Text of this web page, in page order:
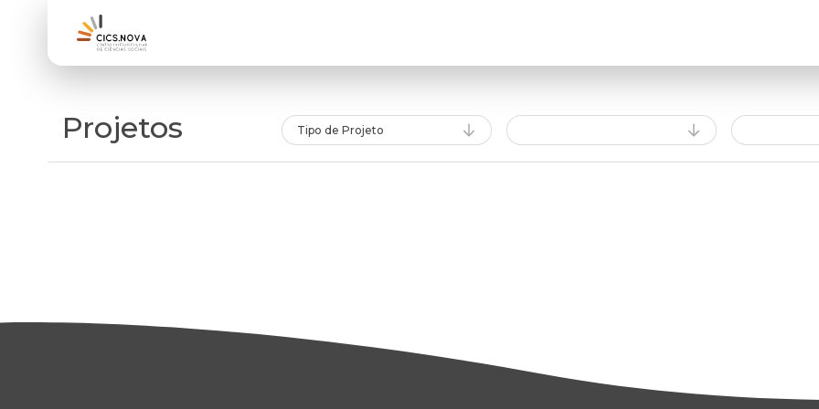
Projetos Tipo de Projeto